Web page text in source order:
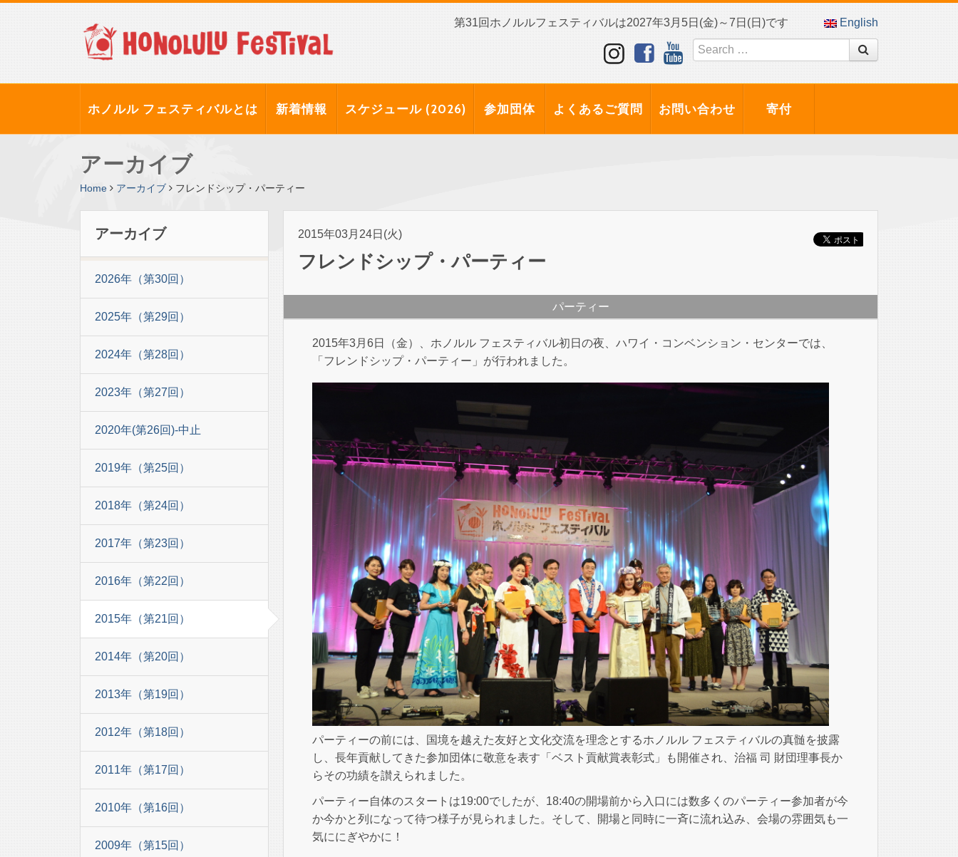
第31回ホノルルフェスティバルは2027年3月5日(金)～7日(日)です English
ホノルル フェスティバルとは 新着情報 スケジュール (2026) 参加団体 よくあるご質問 お問い合わせ 寄付
アーカイブ
Home アーカイブ フレンドシップ・パーティー
アーカイブ
2026年（第30回）
2025年（第29回）
2024年（第28回）
2023年（第27回）
2020年(第26回)-中止
2019年（第25回）
2018年（第24回）
2017年（第23回）
2016年（第22回）
2015年（第21回）
2014年（第20回）
2013年（第19回）
2012年（第18回）
2011年（第17回）
2010年（第16回）
2009年（第15回）
2015年03月24日(火)
フレンドシップ・パーティー
パーティー
2015年3月6日（金）、ホノルル フェスティバル初日の夜、ハワイ・コンベンション・センターでは、
「フレンドシップ・パーティー」が行われました。
パーティーの前には、国境を越えた友好と文化交流を理念とするホノルル フェスティバルの真髄を披露
し、長年貢献してきた参加団体に敬意を表す「ベスト貢献賞表彰式」も開催され、治福 司 財団理事長か
らその功績を讃えられました。
パーティー自体のスタートは19:00でしたが、18:40の開場前から入口には数多くのパーティー参加者が今
か今かと列になって待つ様子が見られました。そして、開場と同時に一斉に流れ込み、会場の雰囲気も一
気ににぎやかに！